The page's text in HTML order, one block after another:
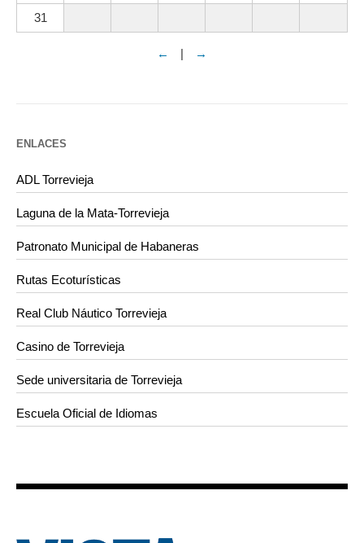
31
← | →
ENLACES
ADL Torrevieja
Laguna de la Mata-Torrevieja
Patronato Municipal de Habaneras
Rutas Ecoturísticas
Real Club Náutico Torrevieja
Casino de Torrevieja
Sede universitaria de Torrevieja
Escuela Oficial de Idiomas